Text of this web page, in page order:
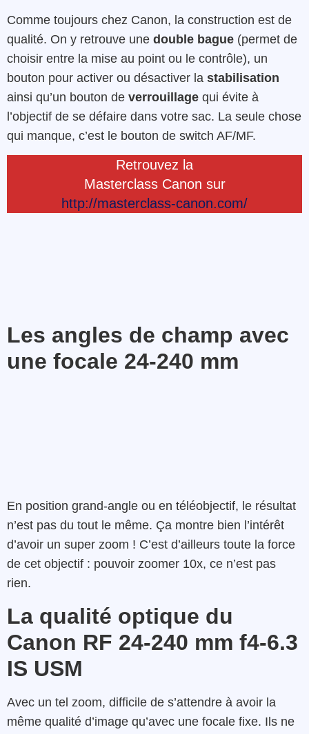
Comme toujours chez Canon, la construction est de
qualité. On y retrouve une double bague (permet de
choisir entre la mise au point ou le contrôle), un
bouton pour activer ou désactiver la stabilisation
ainsi qu’un bouton de verrouillage qui évite à
l’objectif de se défaire dans votre sac. La seule chose
qui manque, c’est le bouton de switch AF/MF.
Retrouvez la
Masterclass Canon sur
http://masterclass-canon.com/
Les angles de champ avec
une focale 24-240 mm
En position grand-angle ou en téléobjectif, le résultat
n’est pas du tout le même. Ça montre bien l’intérêt
d’avoir un super zoom ! C’est d’ailleurs toute la force
de cet objectif : pouvoir zoomer 10x, ce n’est pas
rien.
La qualité optique du
Canon RF 24-240 mm f4-6.3
IS USM
Avec un tel zoom, difficile de s’attendre à avoir la
même qualité d’image qu’avec une focale fixe. Ils ne